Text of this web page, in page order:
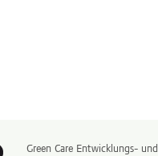
Green Care Entwicklungs- und